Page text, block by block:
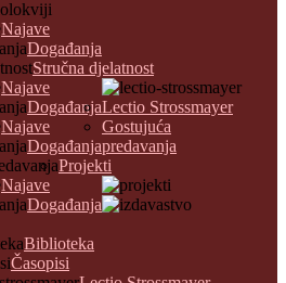
Najave
Događanja
Stručna djelatnost
Najave
DogađanjaLectio Strossmayer
Najave
Događanja
Gostujuća
predavanja
Najave
Događanja
Projekti
Biblioteka
Časopisi